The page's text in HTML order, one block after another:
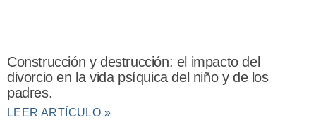
Construcción y destrucción: el impacto del
divorcio en la vida psíquica del niño y de los
padres.
LEER ARTÍCULO »